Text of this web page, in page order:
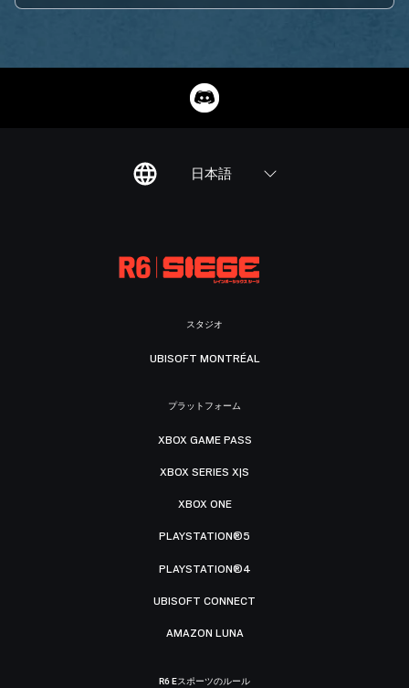
日本語
スタジオ
UBISOFT MONTRÉAL
プラットフォーム
XBOX GAME PASS
XBOX SERIES X|S
XBOX ONE
PLAYSTATION®5
PLAYSTATION®4
UBISOFT CONNECT
AMAZON LUNA
R6 Eスポーツのルール